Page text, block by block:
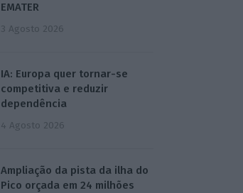
EMATER
3 Agosto 2026
IA: Europa quer tornar-se
competitiva e reduzir
dependência
4 Agosto 2026
Ampliação da pista da ilha do
Pico orçada em 24 milhões